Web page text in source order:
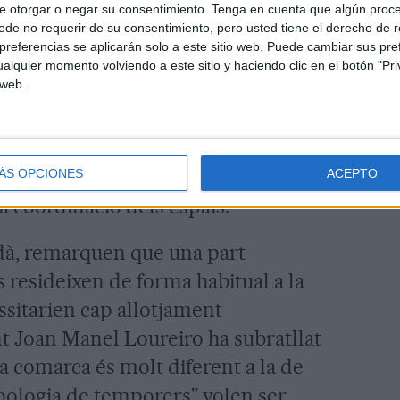
otorgar o negar su consentimiento. Tenga en cuenta que algún
no requerir de su consentimiento, pero usted tiene el derecho de
se aplicarán solo a este sitio web. Puede cambiar sus
momento volviendo a este sitio y haciendo clic en el botón
OPCIONES ACEPTO
establir una coordinació amb
(Departaments de Salut, Treball i
(en representació dels
del sector per oferir una
temporers informant del risc que
vol tenir un control dels
dels espais.
remarquen que una part
de forma habitual a la
cap allotjament
Joan Manel Loureiro ha subratllat
comarca és molt diferent a la de